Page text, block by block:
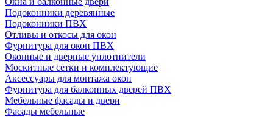
Подоконники деревянные
Подоконники ПВХ
Отливы и откосы для окон
Фурнитура для окон ПВХ
Оконные и дверные уплотнители
Москитные сетки и комплектующие
Аксессуары для монтажа окон
Фурнитура для балконных дверей ПВХ
Мебельные фасады и двери
Фасады мебельные